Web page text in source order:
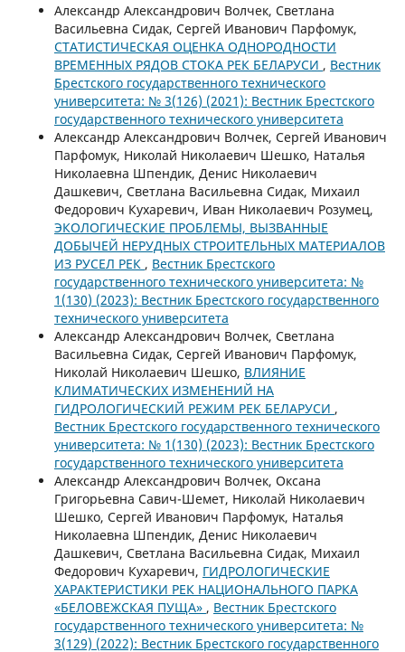
Александр Александрович Волчек, Светлана
Васильевна Сидак, Сергей Иванович Парфомук,
СТАТИСТИЧЕСКАЯ ОЦЕНКА ОДНОРОДНОСТИ
ВРЕМЕННЫХ РЯДОВ СТОКА РЕК БЕЛАРУСИ , Вестник
Брестского государственного технического
университета: № 3(126) (2021): Вестник Брестского
государственного технического университета
Александр Александрович Волчек, Сергей Иванович
Парфомук, Николай Николаевич Шешко, Наталья
Николаевна Шпендик, Денис Николаевич
Дашкевич, Светлана Васильевна Сидак, Михаил
Федорович Кухаревич, Иван Николаевич Розумец,
ЭКОЛОГИЧЕСКИЕ ПРОБЛЕМЫ, ВЫЗВАННЫЕ
ДОБЫЧЕЙ НЕРУДНЫХ СТРОИТЕЛЬНЫХ МАТЕРИАЛОВ
ИЗ РУСЕЛ РЕК , Вестник Брестского
государственного технического университета: №
1(130) (2023): Вестник Брестского государственного
технического университета
Александр Александрович Волчек, Светлана
Васильевна Сидак, Сергей Иванович Парфомук,
Николай Николаевич Шешко, ВЛИЯНИЕ
КЛИМАТИЧЕСКИХ ИЗМЕНЕНИЙ НА
ГИДРОЛОГИЧЕСКИЙ РЕЖИМ РЕК БЕЛАРУСИ ,
Вестник Брестского государственного технического
университета: № 1(130) (2023): Вестник Брестского
государственного технического университета
Александр Александрович Волчек, Оксана
Григорьевна Савич-Шемет, Николай Николаевич
Шешко, Сергей Иванович Парфомук, Наталья
Николаевна Шпендик, Денис Николаевич
Дашкевич, Светлана Васильевна Сидак, Михаил
Федорович Кухаревич, ГИДРОЛОГИЧЕСКИЕ
ХАРАКТЕРИСТИКИ РЕК НАЦИОНАЛЬНОГО ПАРКА
«БЕЛОВЕЖСКАЯ ПУЩА» , Вестник Брестского
государственного технического университета: №
3(129) (2022): Вестник Брестского государственного